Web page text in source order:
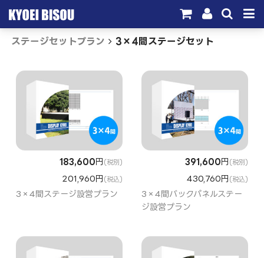
サービス
取引実績
施工実績
会社概要
お問い合わせ
ステージセットプラン 3×4間ステージセット
183,600 円 (税別)
201,960円 (税込)
3×4間ステージ設営プラン
391,600 円 (税別)
430,760円 (税込)
3×4間バックパネルステー
ジ設営プラン